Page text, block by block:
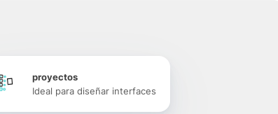
proyectos
Ideal para diseñar interfaces